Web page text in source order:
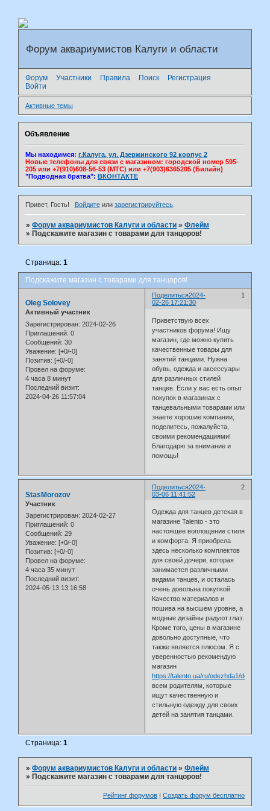
Форум аквариумистов Калуги и области
Форум Участники Правила Поиск
Регистрация
Войти
Активные темы
Объявление
Мы находимся: г.Калуга, ул. Дзержинского 92 корпус 2
Новые телефоны для связи с магазином: городской номер 595-
205 или +7(910)608-56-53 (МТС) или +7(903)6365205 (Билайн)
"Подводная братва": ВКОНТАКТЕ
Привет, Гость! Войдитеили зарегистрируйтесь.
»Форум аквариумистов Калуги и области »Флейм
» Подскажите магазин с товарами для танцоров!
Подскажите магазин с товарами для танцоров!
Страница:1
Поделиться 1
2024-
02-26 17:21:30
Oleg Solovey
Активный участник
Зарегистрирован: 2024-02-26
Приглашений: 0
Сообщений: 30
Уважение: [+0/-0]
Позитив: [+0/-0]
Провел на форуме:
4 часа 8 минут
Последний визит:
2024-04-26 11:57:04
Приветствую всех
участников форума! Ищу
магазин, где можно купить
качественные товары для
занятий танцами. Нужна
обувь, одежда и аксессуары
для различных стилей
танцев. Если у вас есть опыт
покупок в магазинах с
танцевальными товарами или
знаете хорошие компании,
поделитесь, пожалуйста,
своими рекомендациями!
Благодарю за внимание и
помощь!
Поделиться 2
2024-
03-06 11:41:52
StasMorozov
Участник
Зарегистрирован: 2024-02-27
Приглашений: 0
Сообщений: 29
Уважение: [+0/-0]
Позитив: [+0/-0]
Провел на форуме:
4 часа 35 минут
Последний визит:
2024-05-13 13:16:58
Одежда для танцев детская в
магазине Talento - это
настоящее воплощение стиля
и комфорта. Я приобрела
здесь несколько комплектов
для своей дочери, которая
занимается различными
видами танцев, и осталась
очень довольна покупкой.
Качество материалов и
пошива на высшем уровне, а
модные дизайны радуют глаз.
Кроме того, цены в магазине
довольно доступные, что
также является плюсом. Я с
уверенностью рекомендую
магазин
https://talento.ua/ru/odezhda1/
всем родителям, которые
ищут качественную и
стильную одежду для своих
детей на занятия танцами.
Страница:1
»Форум аквариумистов Калуги и области »Флейм
»Подскажите магазин с товарами для танцоров!
Рейтинг форумов Создать форум бесплатно